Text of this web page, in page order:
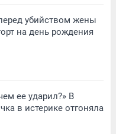
убийством жены
на день рождения
ее ударил?» В
в истерике отгоняла